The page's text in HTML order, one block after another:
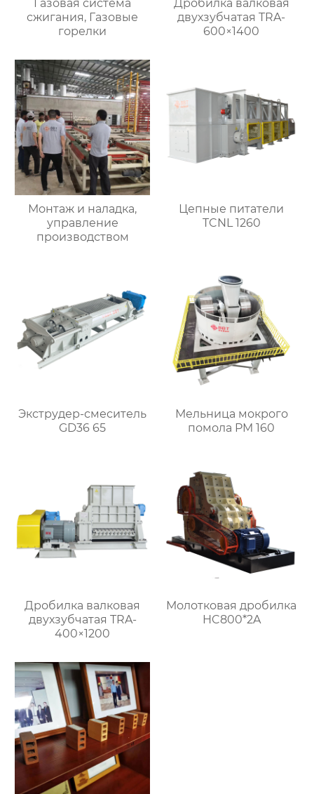
Газовая система
сжигания, Газовые
горелки
Дробилка валковая
двухзубчатая TRA-
600×1400
Монтаж и наладка,
управление
производством
Цепные питатели
TCNL 1260
Экструдер-смеситель
GD36 65
Мельница мокрого
помола PM 160
Дробилка валковая
двухзубчатая TRA-
400×1200
Молотковая дробилка
HC800*2A